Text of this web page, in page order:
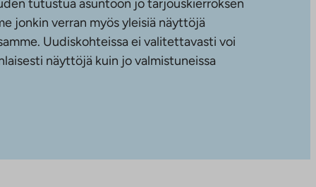
tutustua asuntoon jo tarjouskierroksen
jonkin verran myös yleisiä näyttöjä
Uudiskohteissa ei valitettavasti voi
näyttöjä kuin jo valmistuneissa